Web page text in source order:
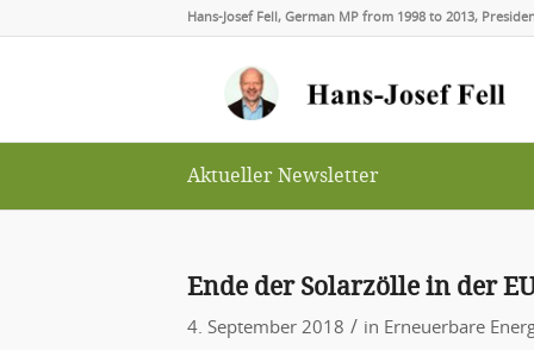
Hans-Josef Fell, German MP from 1998 to 2013,
Aktueller Newsletter
Ende der Solarzölle in der
4. September 2018 / in Erneuerbare